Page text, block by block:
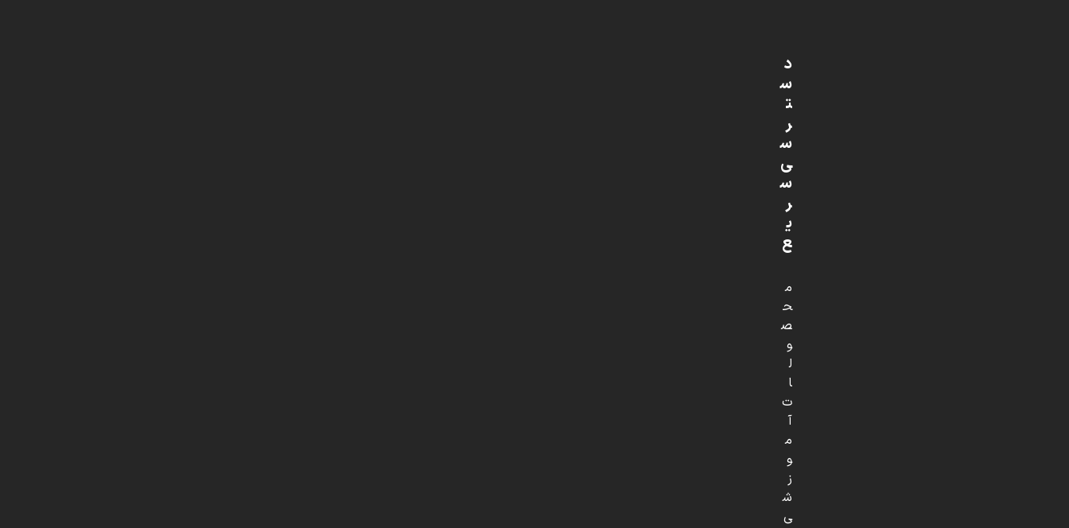
د
س
ت
ر
س
ی
س
ر
ی
ع
م
ح
ص
و
ل
ا
ت
آ
م
و
ز
ش
ی